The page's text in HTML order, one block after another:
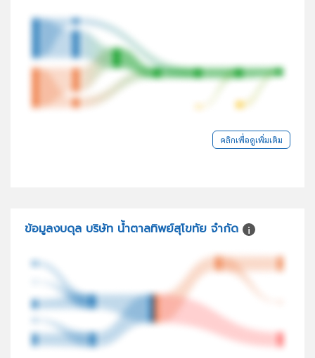
คลิกเพื่อดูเพิ่มเติม
ข้อมูลงบดุล บริษัท น้ำตาลทิพย์สุโขทัย จำกัด